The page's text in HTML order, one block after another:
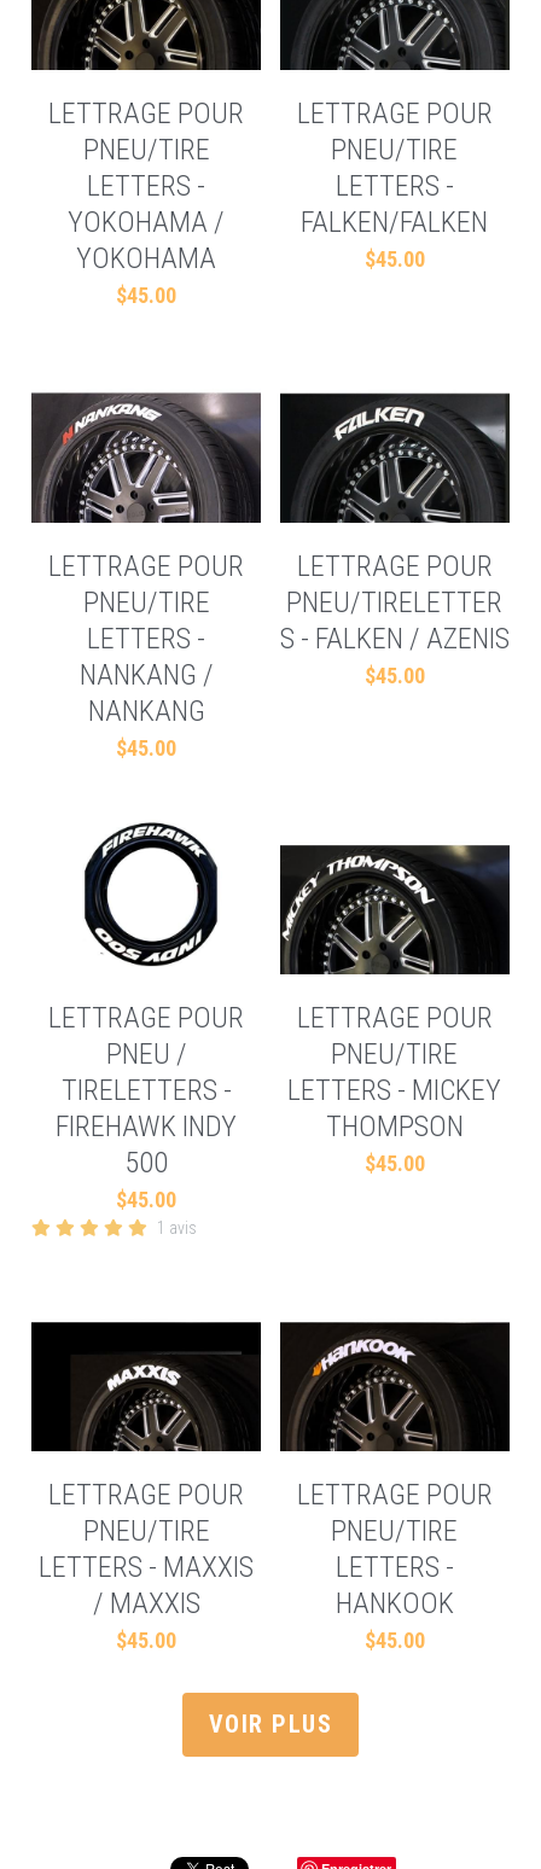
LETTRAGE POUR
PNEU/TIRE
LETTERS -
YOKOHAMA /
YOKOHAMA
$45.00
LETTRAGE POUR
PNEU/TIRE
LETTERS -
FALKEN/FALKEN
$45.00
LETTRAGE POUR
PNEU/TIRE
LETTERS -
NANKANG /
NANKANG
$45.00
LETTRAGE POUR
PNEU/TIRELETTER
S - FALKEN / AZENIS
$45.00
LETTRAGE POUR
PNEU /
TIRELETTERS -
FIREHAWK INDY
500
$45.00
1 avis
LETTRAGE POUR
PNEU/TIRE
LETTERS - MICKEY
THOMPSON
$45.00
LETTRAGE POUR
PNEU/TIRE
LETTERS - MAXXIS
/ MAXXIS
$45.00
LETTRAGE POUR
PNEU/TIRE
LETTERS -
HANKOOK
$45.00
VOIR PLUS